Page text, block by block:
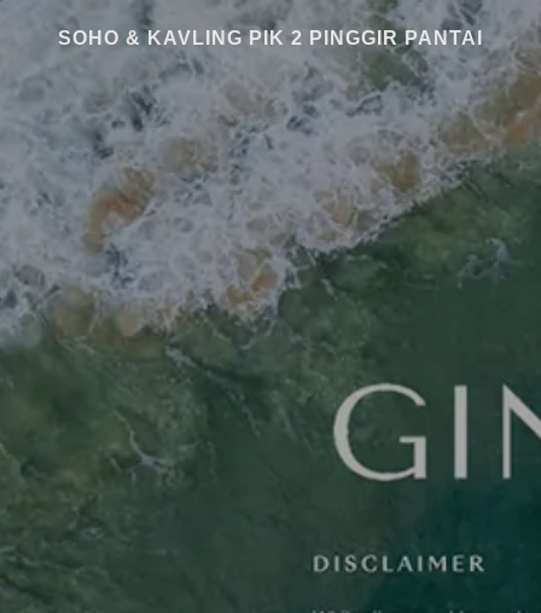
SOHO & KAVLING PIK 2 PINGGIR PANTAI